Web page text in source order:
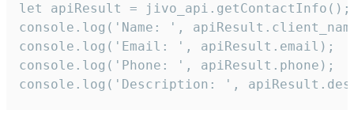
let apiResult = jivo_api.getContactInfo();
console.log('Name: ',
console.log('Email: ', apiResult.email);
console.log('Phone: ', apiResult.phone);
console.log('Description: ',